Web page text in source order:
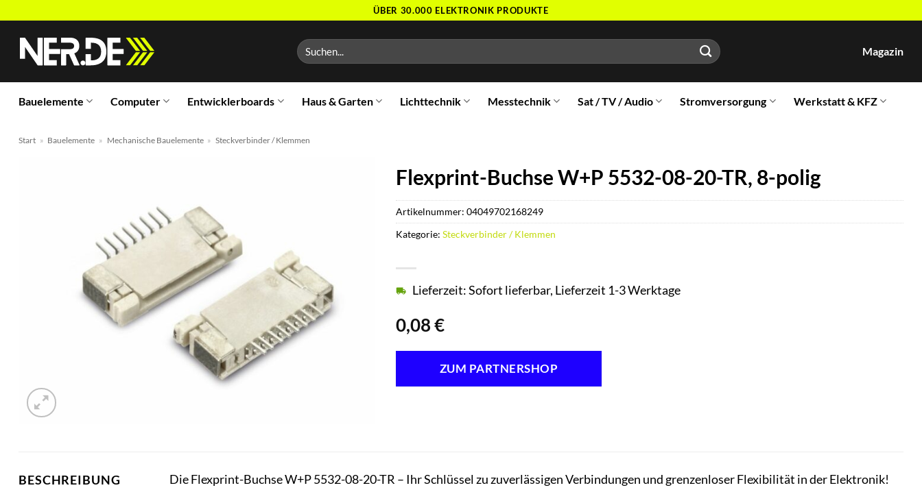
springen
ÜBER 30.000 ELEKTRONIK PRODUKTE
Suchen
nach:
Magazin
Bauelemente Computer Entwicklerboards Haus & Garten Lichttechnik Messtechnik Sat / TV / Audio Stromversorgung Werkstatt & KFZ
Start » Bauelemente » Mechanische Bauelemente » Steckverbinder / Klemmen
Flexprint-Buchse W+P 5532-08-20-TR, 8-polig
0,08€
Lieferzeit: Sofort lieferbar, Lieferzeit 1-3 Werktage
ZUM PARTNERSHOP
Artikelnummer: 04049702168249
Kategorie: Steckverbinder / Klemmen
BESCHREIBUNG Die Flexprint-Buchse W+P 5532-08-20-TR – Ihr Schlüssel zu zuverlässigen Verbindungen und grenzenloser Flexibilität in der Elektronik!